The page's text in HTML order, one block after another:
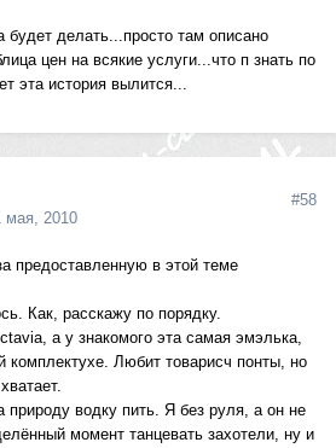
будет делать...просто там описано
цен на всякие услуги...что п знать по
эта история вылится...
мая, 2010
#58
предоставленную в этой теме
Как, расскажу по порядку.
а у знакомого эта самая эмэлька,
комплектухе. Любит товарисч понты, но
водку пить. Я без руля, а он не
момент танцевать захотели, ну и